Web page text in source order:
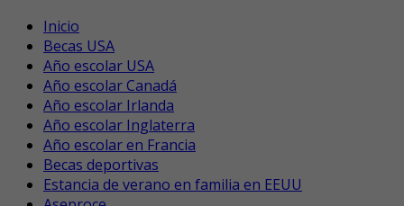
Inicio
Becas USA
Año escolar USA
Año escolar Canadá
Año escolar Irlanda
Año escolar Inglaterra
Año escolar en Francia
Becas deportivas
Estancia de verano en familia en EEUU